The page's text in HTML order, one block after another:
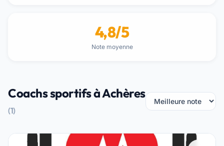
4,8/5
Note moyenne
Coachs sportifs à Achères
(1)